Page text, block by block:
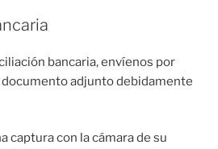
bancaria, envíenos por
adjunto debidamente
captura con la cámara de su